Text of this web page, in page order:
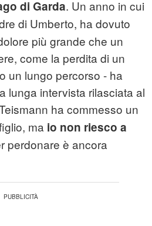
di Garda. Un anno in cui
di Umberto, ha dovuto
più grande che un
come la perdita di un
un lungo percorso - ha
lunga intervista rilasciata al
ha commesso un
ma io non riesco a
perdonare è ancora